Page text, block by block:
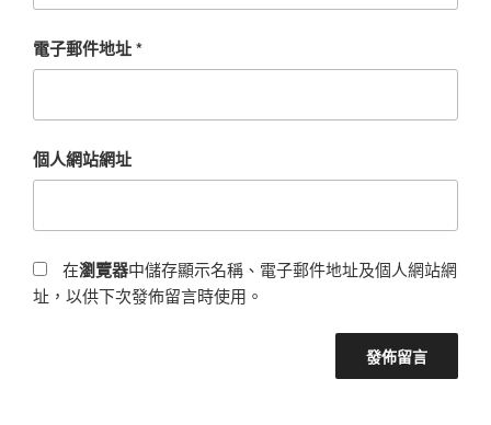
電子郵件地址*
個人網站網址
在瀏覽器中儲存顯示名稱、電子郵件地址及個人網站網
址，以供下次發佈留言時使用。